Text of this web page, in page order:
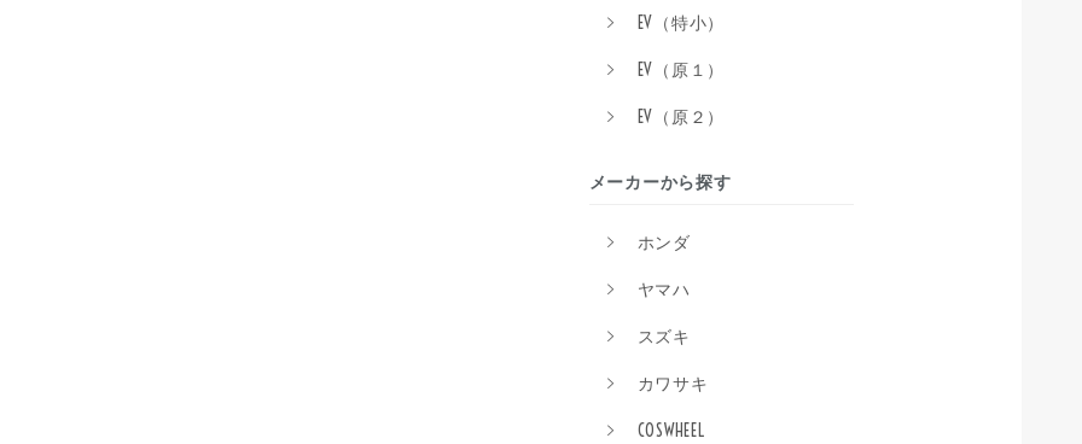
EV（特小）
EV（原１）
EV（原２）
メーカーから探す
ホンダ
ヤマハ
スズキ
カワサキ
COSWHEEL